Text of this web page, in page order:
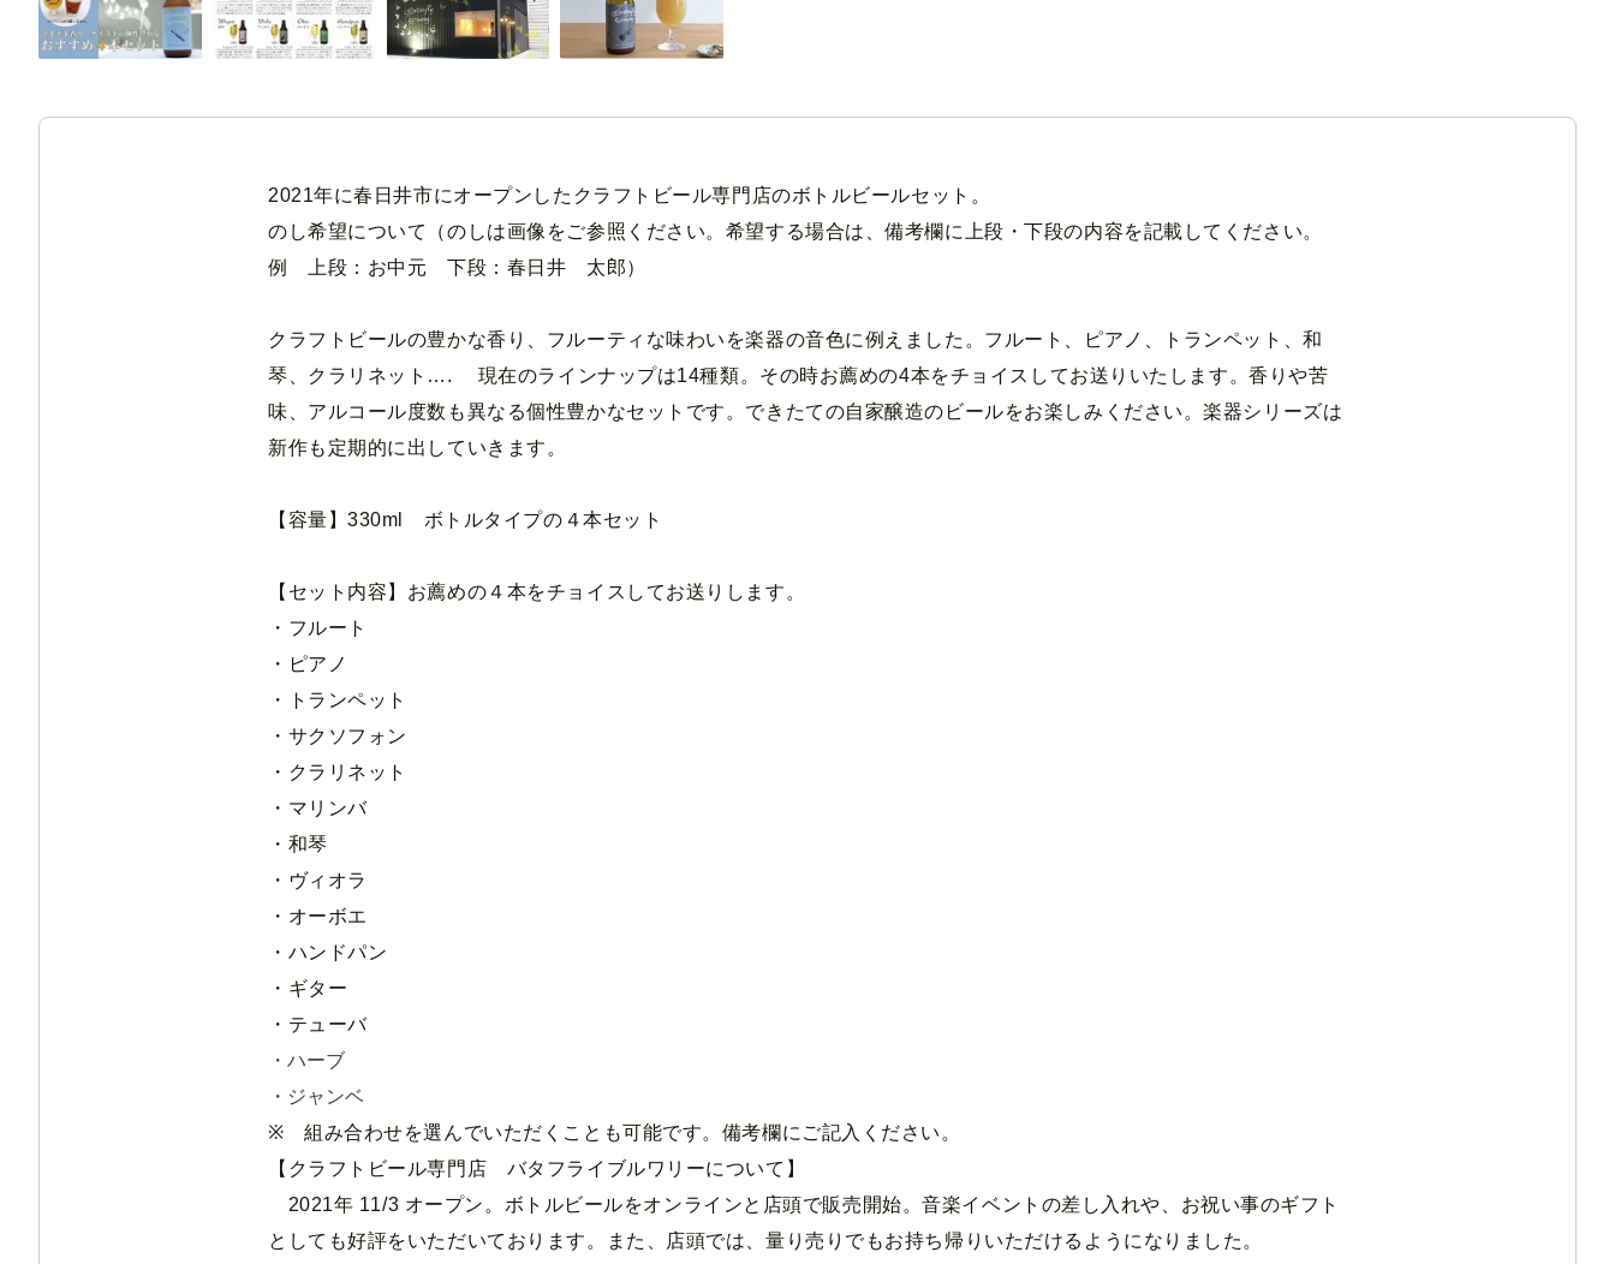
2021年に春日井市にオープンしたクラフトビール専門店のボトルビールセット。
のし希望について（のしは画像をご参照ください。希望する場合は、備考欄に上段・下段の内容を記載してください。
例 上段：お中元 下段：春日井 太郎）
クラフトビールの豊かな香り、フルーティな味わいを楽器の音色に例えました。フルート、ピアノ、トランペット、和
琴、クラリネット…. 現在のラインナップは14種類。 その時お薦めの4本をチョイスしてお送りいたします。香りや苦
味、アルコール度数も異なる個性豊かなセットです。できたての自家醸造のビールをお楽しみください。楽器シリーズは
新作も定期的に出していきます。
【容量】330ml ボトルタイプの４本セット
【セット内容】お薦めの４本をチョイスしてお送りします。
・フルート
・ピアノ
・トランペット
・サクソフォン
・クラリネット
・マリンバ
・和琴
・ヴィオラ
・オーボエ
・ハンドパン
・ギター
・テューバ
・ハーブ
・ジャンベ
※ 組み合わせを選んでいただくことも可能です。備考欄にご記入ください。
【クラフトビール専門店 バタフライブルワリーについて】
2021年 11/3 オープン。ボトルビールをオンラインと店頭で販売開始。音楽イベントの差し入れや、お祝い事のギフト
としても好評をいただいております。また、店頭では、量り売りでもお持ち帰りいただけるようになりました。